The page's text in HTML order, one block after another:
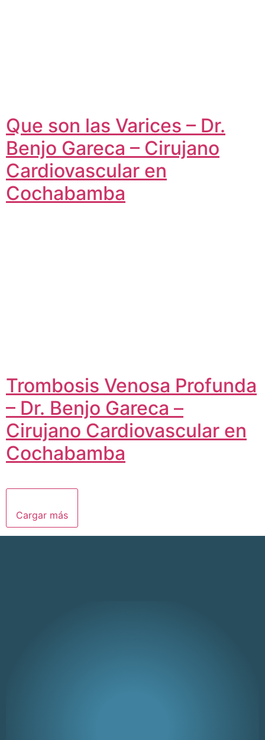
Que son las Varices – Dr.
Benjo Gareca – Cirujano
Cardiovascular en
Cochabamba
Trombosis Venosa Profunda
– Dr. Benjo Gareca –
Cirujano Cardiovascular en
Cochabamba
Cargar más